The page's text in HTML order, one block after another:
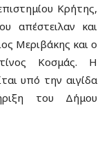
Κρήτης,
απέστειλαν και
Μεριβάκης και ο
Κοσμάς. Η
υπό την αιγίδα
του Δήμου